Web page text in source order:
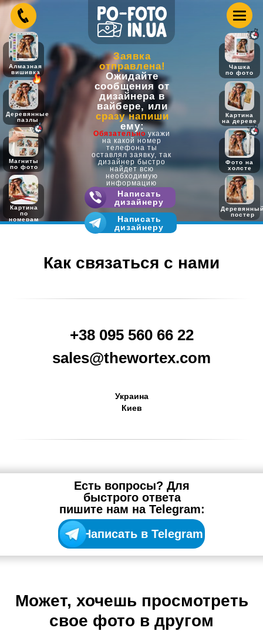
Написать
дизайнеру
Заявка
отправлена!
Ожидайте
сообщения от
дизайнера в
вайбере, или
сразу напиши
ему:
Обязательноукажи
на какой номер
телефона ты
оставлял заявку, так
дизайнер быстро
найдет всю
необходимую
информацию
Алмазная
вишивка
Фото на
холсте
Картина
по
номерам
Деревянные
пазлы
Картина
на дереве
Написать
дизайнеру
Чашка
по фото
Магниты
по фото
постер
Как связаться с нами
+38 095 560 66 22
sales@thewortex.com
Украина
Киев
Написать в Telegram
Есть вопросы? Для
быстрого ответа
пишите нам на Telegram:
Может, хочешь просмотреть
свое фото в другом